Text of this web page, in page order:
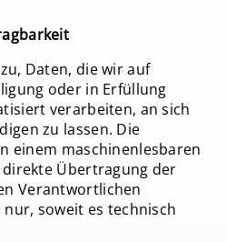
Daten, die wir auf
oder in Erfüllung
verarbeiten, an sich
zu lassen. Die
einem maschinenlesbaren
direkte Übertragung der
Verantwortlichen
soweit es technisch